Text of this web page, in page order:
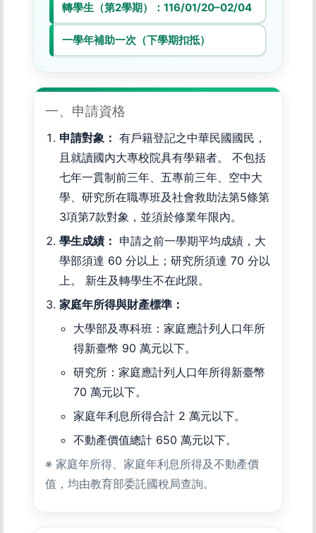
轉學生（第2學期）： 116/01/20–02/04
一學年補助一次（下學期扣抵）
一、申請資格
申請對象： 有戶籍登記之中華民國國民，
且就讀國內大專校院具有學籍者。 不包括
七年一貫制前三年、五專前三年、空中大
學、研究所在職專班及社會救助法第5條第
3項第7款對象，並須於修業年限內。
學生成績： 申請之前一學期平均成績，大
學部須達 60 分以上；研究所須達 70 分以
上。 新生及轉學生不在此限。
家庭年所得與財產標準：
大學部及專科班：家庭應計列人口年所
得新臺幣 90 萬元以下。
研究所：家庭應計列人口年所得新臺幣
70 萬元以下。
家庭年利息所得合計 2 萬元以下。
不動產價值總計 650 萬元以下。
※ 家庭年所得、家庭年利息所得及不動產價
值，均由教育部委託國稅局查詢。